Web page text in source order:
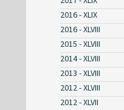
2016 - XLIX
2016 - XLVIII
2015 - XLVIII
2014 - XLVIII
2013 - XLVIII
2012 - XLVIII
2012 - XLVII